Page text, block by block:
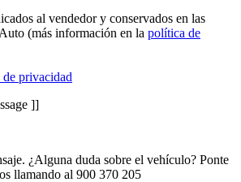
al vendedor y conservados en las
(más información en la política de
privacidad
]]
¿Alguna duda sobre el vehículo? Ponte
llamando al 900 370 205